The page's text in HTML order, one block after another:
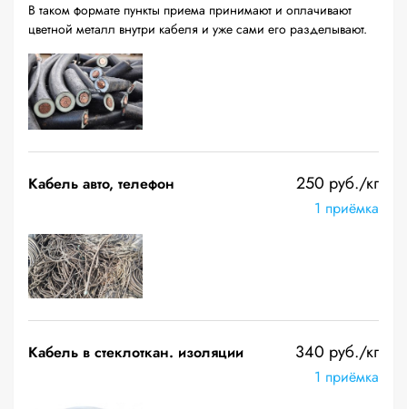
В таком формате пункты приема принимают и оплачивают
цветной металл внутри кабеля и уже сами его разделывают.
Кабель авто, телефон 250 руб./кг
1 приёмка
Кабель в стеклоткан. изоляции 340 руб./кг
1 приёмка